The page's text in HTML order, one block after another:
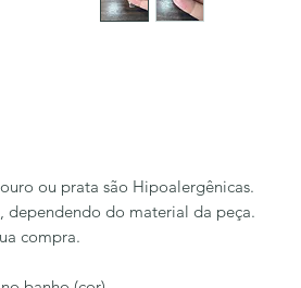
ou prata são Hipoalergênicas.
dependendo do material da peça.
compra.